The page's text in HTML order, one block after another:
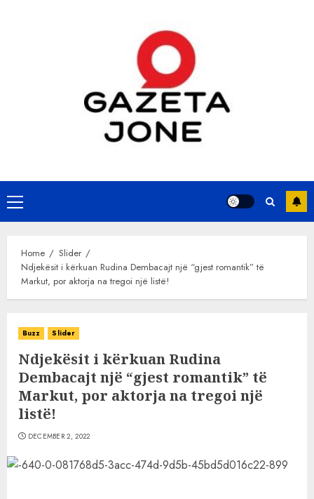
Primary
Menu
Home
Slider
Ndjekësit i kërkuan Rudina Dembacajt një “gjest romantik” të
Markut, por aktorja na tregoi një listë!
Buzz Slider
Ndjekësit i kërkuan Rudina
Dembacajt një “gjest romantik” të
Markut, por aktorja na tregoi një
listë!
DECEMBER 2, 2022